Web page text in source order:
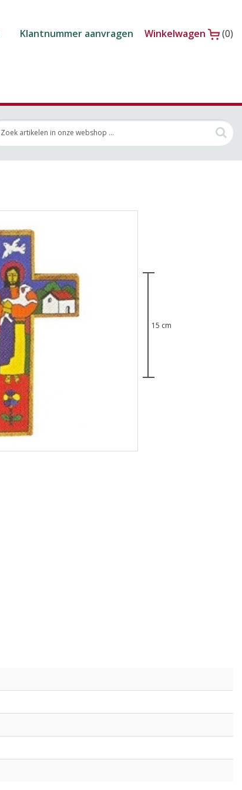
Klantnummer aanvragen Winkelwagen (0)
15 cm